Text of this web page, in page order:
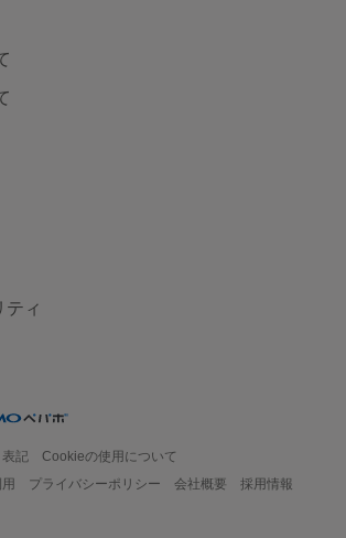
ティ
記
Cookieの使用について
プライバシーポリシー 会社概要
採用情報